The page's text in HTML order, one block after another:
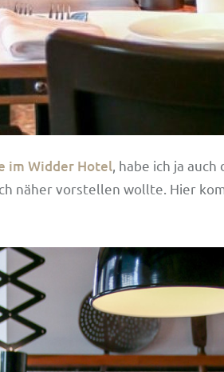
im Widder Hotel , habe ich ja auch
näher vorstellen wollte. Hier